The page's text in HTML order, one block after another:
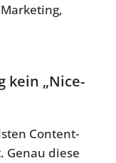
kein „Nice-
Content-
Genau diese